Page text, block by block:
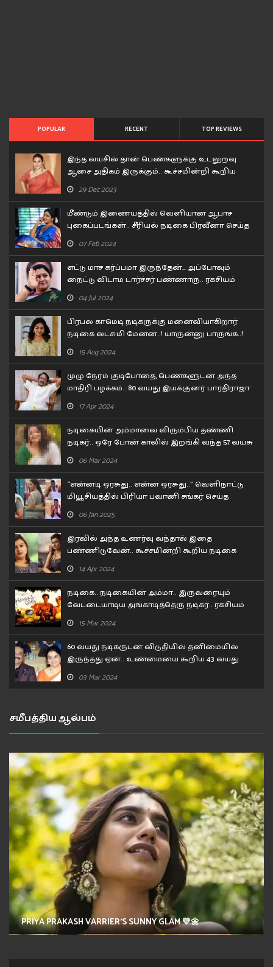
POPULAR RECENT TOP REVIEWS
இந்த வயசில் தான் பெண்களுக்கு உடலுறவு
ஆசை அதிகம் இருக்கும்.. கூச்சமின்றி கூறிய
வித்யா பாலன்..!
29 Dec 2023
மீண்டும் இணையத்தில் வெளியான ஆபாச
புகைப்படங்கள்.. சீரியல் நடிகை பிரவீனா செய்த
சம்பவம்..!
07 Feb 2024
எட்டு மாச கர்ப்பமா இருந்தேன்… அப்போவும்
நைட்டு விடாம டார்ச்சர் பண்ணாரு.. ரகசியம்
உடைத்த குஷ்பூ..!
04 Jul 2024
பிரபல காமெடி நடிகருக்கு மனைவியாகிறார்
நடிகை லட்சுமி மேனன்..! யாருன்னு பாருங்க..!
15 Aug 2024
முழு நேரம் குடிபோதை, பெண்களுடன் அந்த
மாதிரி பழக்கம்.. 80 வயது இயக்குனர் பாரதிராஜா
செய்த காரியம்!!
17 Apr 2024
நடிகையின் அம்மாவை விரும்பிய தண்ணி
நடிகர்.. ஒரே போன் காலில் இறங்கி வந்த 57 வயசு
தேர் நடிகை..
06 Mar 2024
“என்னடி ஒரசுது.. என்ன ஒரசுது..” வெளிநாட்டு
மியூசியத்தில் பிரியா பவானி சங்கர் செய்த
கன்றாவி..!
06 Jan 2025
இரவில் அந்த உணர்வு வந்தால் இதை
பண்ணிடுவேன்.. கூச்சமின்றி கூறிய நடிகை
சோனா..!
14 Apr 2024
நடிகை.. நடிகையின் அம்மா.. இருவரையும்
வேட்டையாடிய அங்காடித்தெரு நடிகர்.. ரகசியம்
உடைத்த பிரபல நடிகர்!
15 Mar 2024
60 வயது நடிகருடன் விடுதியில் தனிமையில்
இருந்தது ஏன்.. உண்மையை கூறிய 43 வயது
நடிகை..
03 Mar 2024
சமீபத்திய ஆல்பம்
PRIYA PRAKASH VARRIER'S SUNNY GLAM 💛🌼